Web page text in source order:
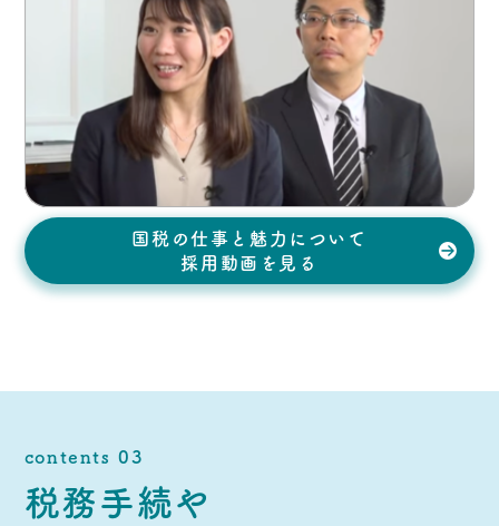
国税の仕事と魅力について
採用動画を見る
contents 03
税務手続や